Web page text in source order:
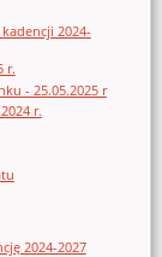
2024-
r.
- 25.05.2025 r
r.
2024-2027